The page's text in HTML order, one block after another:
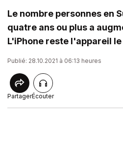
Le nombre personnes en
quatre ans ou plus a
L'iPhone reste l'appareil
Publié: 28.10.2021 à 06:13 heures
PartagerÉcouter